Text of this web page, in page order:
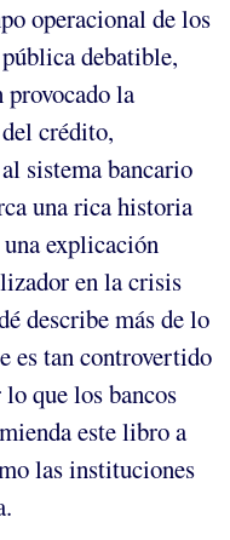
operacional de los
debatible,
provocado la
crédito,
sistema bancario
una rica historia
explicación
en la crisis
describe más de lo
es tan controvertido
que los bancos
este libro a
las instituciones